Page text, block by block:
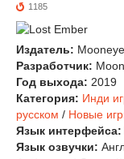
1185
Издатель:
Разработчик:
Год выхода: 2019
Категория: Инди
русском / Новые
Язык интерфейса:
Язык озвучки: